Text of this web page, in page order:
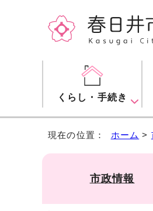
くらし・手続き
現在の位置： ホーム >
市政情報